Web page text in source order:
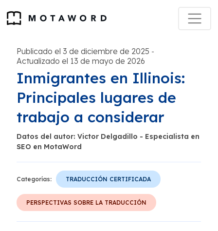
Publicado el 3 de diciembre de 2025 -
Actualizado el 13 de mayo de 2026
Inmigrantes en Illinois:
Principales lugares de
trabajo a considerar
Datos del autor: Victor Delgadillo - Especialista en
SEO en MotaWord
Categorías: TRADUCCIÓN CERTIFICADA
PERSPECTIVAS SOBRE LA TRADUCCIÓN